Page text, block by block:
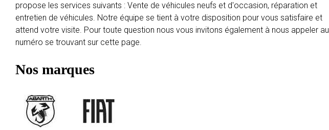
propose les services suivants : Vente de véhicules neufs et d'occasion, réparation et
entretien de véhicules. Notre équipe se tient à votre disposition pour vous satisfaire et
attend votre visite. Pour toute question nous vous invitons également à nous appeler au
numéro se trouvant sur cette page.
Nos marques